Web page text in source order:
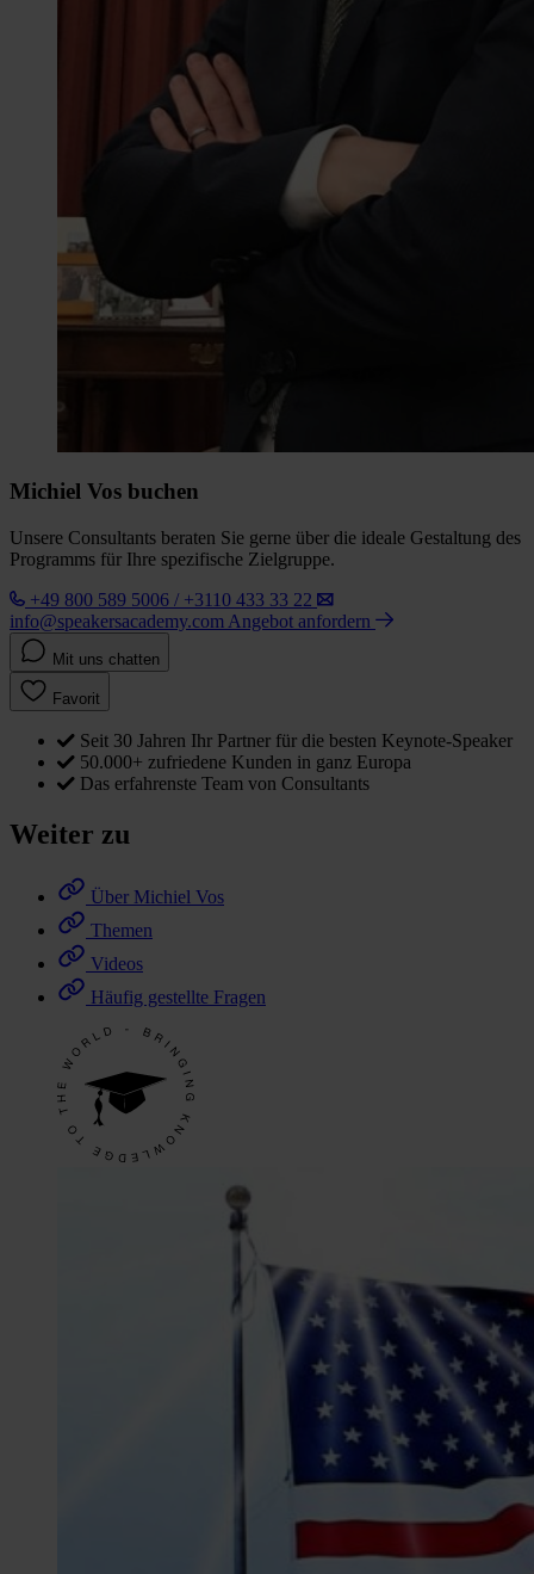
Michiel Vos buchen
Unsere Consultants beraten Sie gerne über die ideale Gestaltung des
Programms für Ihre spezifische Zielgruppe.
+49 800 589 5006 / +3110 433 33 22
info@speakersacademy.com Angebot anfordern
Mit uns chatten
Favorit
Seit 30 Jahren Ihr Partner für die besten Keynote-Speaker
50.000+ zufriedene Kunden in ganz Europa
Das erfahrenste Team von Consultants
Weiter zu
Über Michiel Vos
Themen
Videos
Häufig gestellte Fragen